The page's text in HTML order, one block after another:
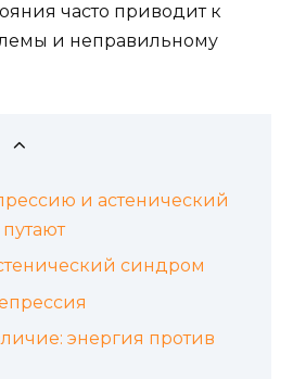
часто приводит к
и неправильному
и астенический
синдром
энергия против